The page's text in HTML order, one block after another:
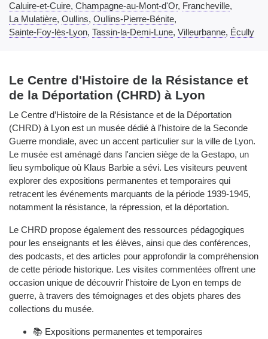
Caluire-et-Cuire, Champagne-au-Mont-d'Or, Francheville,
La Mulatière, Oullins, Oullins-Pierre-Bénite,
Sainte-Foy-lès-Lyon, Tassin-la-Demi-Lune, Villeurbanne, Écully
Le Centre d'Histoire de la Résistance et
de la Déportation (CHRD) à Lyon
Le Centre d’Histoire de la Résistance et de la Déportation
(CHRD) à Lyon est un musée dédié à l'histoire de la Seconde
Guerre mondiale, avec un accent particulier sur la ville de Lyon.
Le musée est aménagé dans l'ancien siège de la Gestapo, un
lieu symbolique où Klaus Barbie a sévi. Les visiteurs peuvent
explorer des expositions permanentes et temporaires qui
retracent les événements marquants de la période 1939-1945,
notamment la résistance, la répression, et la déportation.
Le CHRD propose également des ressources pédagogiques
pour les enseignants et les élèves, ainsi que des conférences,
des podcasts, et des articles pour approfondir la compréhension
de cette période historique. Les visites commentées offrent une
occasion unique de découvrir l'histoire de Lyon en temps de
guerre, à travers des témoignages et des objets phares des
collections du musée.
📚 Expositions permanentes et temporaires